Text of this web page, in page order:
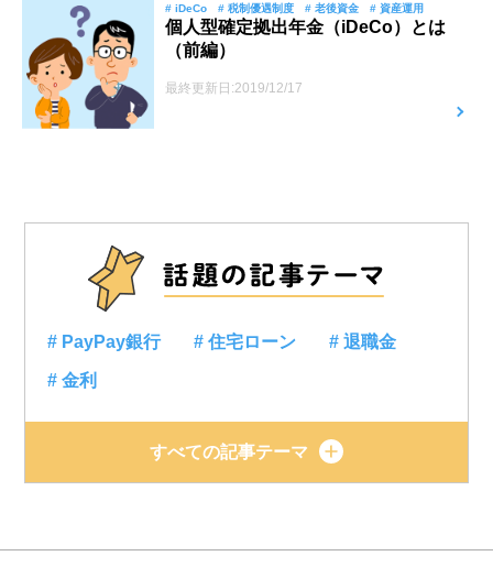
# iDeCo # 税制優遇制度 # 老後資金 # 資産運用
個人型確定拠出年金（iDeCo）とは
（前編）
最終更新日:2019/12/17
# PayPay銀行 # 住宅ローン # 退職金
# 金利
すべての記事テーマ